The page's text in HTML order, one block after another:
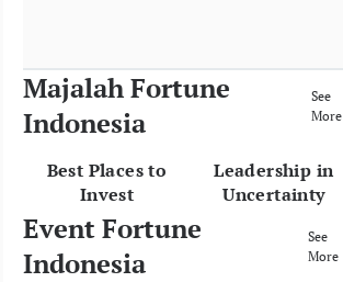
Majalah Fortune
Indonesia
See
More
Best Places to
Invest
Leadership in
Uncertainty
Event Fortune
Indonesia
See
More